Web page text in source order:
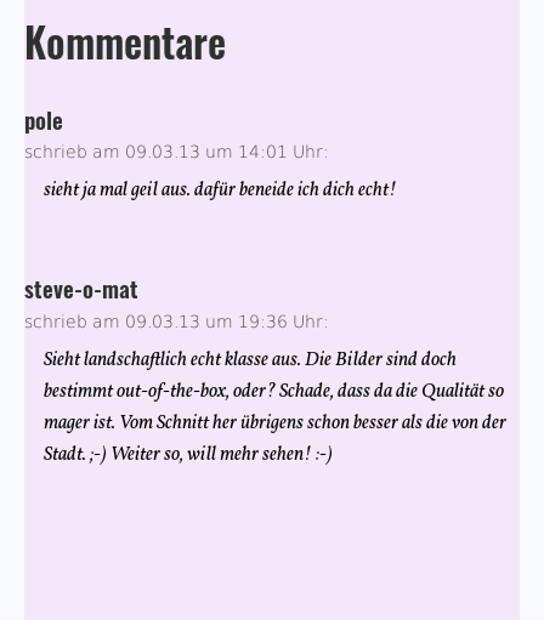
Kommentare
pole
schrieb am 09.03.13 um 14:01 Uhr:
sieht ja mal geil aus. dafür beneide ich dich echt!
steve-o-mat
schrieb am 09.03.13 um 19:36 Uhr:
Sieht landschaftlich echt klasse aus. Die Bilder sind doch
bestimmt out-of-the-box, oder? Schade, dass da die Qualität so
mager ist. Vom Schnitt her übrigens schon besser als die von der
Stadt. ;-) Weiter so, will mehr sehen! :-)